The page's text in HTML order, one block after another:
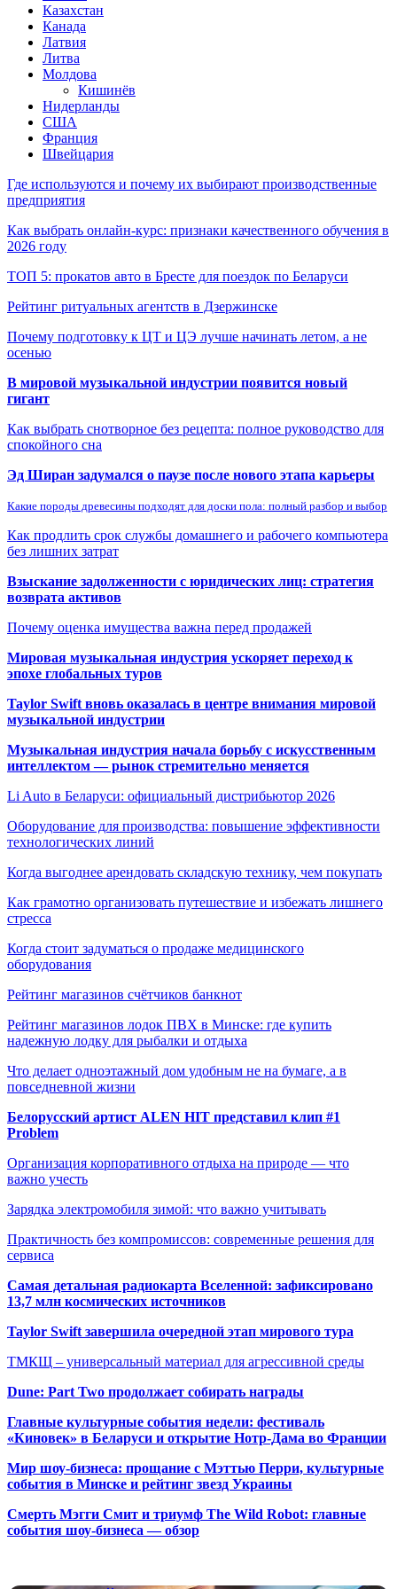
Казахстан
Канада
Латвия
Литва
Молдова
Кишинёв
Нидерланды
США
Франция
Швейцария
Где используются и почему их выбирают производственные
предприятия
Как выбрать онлайн-курс: признаки качественного обучения в
2026 году
ТОП 5: прокатов авто в Бресте для поездок по Беларуси
Рейтинг ритуальных агентств в Дзержинске
Почему подготовку к ЦТ и ЦЭ лучше начинать летом, а не
осенью
В мировой музыкальной индустрии появится новый
гигант
Как выбрать снотворное без рецепта: полное руководство для
спокойного сна
Эд Ширан задумался о паузе после нового этапа карьеры
Какие породы древесины подходят для доски пола: полный разбор и выбор
Как продлить срок службы домашнего и рабочего компьютера
без лишних затрат
Взыскание задолженности с юридических лиц: стратегия
возврата активов
Почему оценка имущества важна перед продажей
Мировая музыкальная индустрия ускоряет переход к
эпохе глобальных туров
Taylor Swift вновь оказалась в центре внимания мировой
музыкальной индустрии
Музыкальная индустрия начала борьбу с искусственным
интеллектом — рынок стремительно меняется
Li Auto в Беларуси: официальный дистрибьютор 2026
Оборудование для производства: повышение эффективности
технологических линий
Когда выгоднее арендовать складскую технику, чем покупать
Как грамотно организовать путешествие и избежать лишнего
стресса
Когда стоит задуматься о продаже медицинского
оборудования
Рейтинг магазинов счётчиков банкнот
Рейтинг магазинов лодок ПВХ в Минске: где купить
надежную лодку для рыбалки и отдыха
Что делает одноэтажный дом удобным не на бумаге, а в
повседневной жизни
Белорусский артист ALEN HIT представил клип #1
Problem
Организация корпоративного отдыха на природе — что
важно учесть
Зарядка электромобиля зимой: что важно учитывать
Практичность без компромиссов: современные решения для
сервиса
Самая детальная радиокарта Вселенной: зафиксировано
13,7 млн космических источников
Taylor Swift завершила очередной этап мирового тура
ТМКЩ – универсальный материал для агрессивной среды
Dune: Part Two продолжает собирать награды
Главные культурные события недели: фестиваль
«Киновек» в Беларуси и открытие Нотр-Дама во Франции
Мир шоу-бизнеса: прощание с Мэттью Перри, культурные
события в Минске и рейтинг звезд Украины
Смерть Мэгги Смит и триумф The Wild Robot: главные
события шоу-бизнеса — обзор